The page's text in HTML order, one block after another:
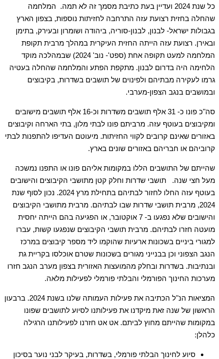
כל שנת 2024 ועדיין בעת כתיבת מסמך זה לא תמה. המלחמה
שהחלה בחזית רצועת עזה התרחבה לחזיתות נוספות, בצפון הארץ
בגבולות ישראל- לבנון, לבנון-סוריה, ביהודה ושומרון ובעירק, בתימן
ובאירן. רצועת עזה הייתה החזית העיקרית במהלך מרבית תקופת
המלחמה למעט תקופה אחת (ספט'- נוב' 2024) שבמהלכה מוקד
הלחימה היה בדרום לבנון. מתקפת הפתע והמלחמה שהחלה בעטיה
גרמו לעקירה מבתיהם ולפינוים של תושבים בשדרות, בקיבוצים
ובמושבים בנגב הצפון-מערבי.
סה"כ פונו כ- 31 אלף תושבים משדרות וכ-16 אלף תושבים מישובים
ומקיבוצים בעוטף עזה. מרביתם פונו לבתי מלון, בתי הארחה וקיבוצים
באזורים שאינם קרובים לקווי החזיתות. מיעוטם העדיפו להתפנות לבתי
קרוביהם או חבריהם באזורים שונים בארץ.
שהייתם של התושבים הללו במקומות אליהם פונו או התפנו נמשכה
מעל חצי שנה. תושבי שדרות וחלק קטן מתושבי הקיבוצים והישובים
בעוטף עזה החלו לחזור לבתיהם בתחילת מרץ 2024. נכון לסוף שנת
2024, מרבית תושבי שדרות שבו לבתיהם. מרבית מתושבי הקיבוצים
והישובים שלא נפגעו ב- 7 אוקטובר, או הפגיעה בהם הייתה יחסית
מועטה חזרו לבתיהם. מרבית תושבי הקיבוצים שנפגעו קשות, עברו
למגורי ביניים בשכונות ארעיות שהוקמו ליד מספר קיבוצים במרכז
הנגב הצפוני וכן בבנייני מגורים בשכונות שטרם אוכלסו בקריית גת
ובנתיבות. בשדרות ובחלק מהמועצות האזורית בצפון מערב הנגב חזרו
מערכות החינוך הפורמלי והבלתי פורמלי לפעילות מלאה.
המציאות הנ"ל הכתיבה את פעילות העמותה שלנו בשנת 2024. ברבעון
הראשון של שנה זאת מיקדנו את פעילותנו לסיוע לתושבים שפונו
במקומות שהייתם מחוץ לביתם. אט אט חזרנו לפעילותנו הרגילה
כלהלן:
סיוע לחינוך הבלתי פורמלי, בשדרות, בעיקר לבני נוער בסיכון